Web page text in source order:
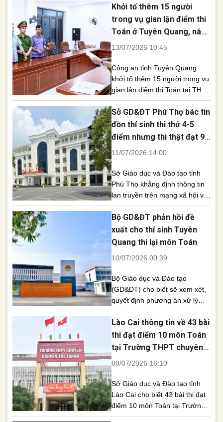
hợp thí sinh từ 2,7 điểm thi thử
lên 9,5 điểm thi thật. Quảng
Cáo Sau Tuyên Quang và Phú
phương tiếp theo tiến [...]
Khởi tố thêm 15 người
trong vụ gian lận điểm thi
Toán ở Tuyên Quang, nâng
tổng số bị can lên 19
13/07/2026 10:45
Công an tỉnh Tuyên Quang
khởi tố thêm 15 người trong vụ
gian lận điểm thi Toán tại THPT
chuyên Tuyên Quang, nâng
tổng số bị can lên 19 người.
Cơ quan An ninh điều tra Công
an tỉnh Tuyên Quang vừa khởi
vụ gian lận điểm thi [...]
Sở GD&ĐT Phú Thọ bác tin
đồn thí sinh thi thử 4-5
điểm nhưng thi thật đạt 9
điểm
11/07/2026 14:00
Sở Giáo dục và Đào tạo tỉnh
Phú Thọ khẳng định thông tin
lan truyền trên mạng xã hội về
việc một số thí sinh chỉ đạt 4-5
điểm trong các kỳ thi thử
nhưng thi tốt nghiệp THPT
năm 2026 lại đạt 9 điểm là
đăng tải cũng [...]
Bộ GD&ĐT phản hồi đề
xuất cho thí sinh Tuyên
Quang thi lại môn Toán
10/07/2026 00:39
Bộ Giáo dục và Đào tạo
(GD&ĐT) cho biết sẽ xem xét,
quyết định phương án xử lý
phù hợp đối với đề xuất tổ
chức thi lại môn Toán của tỉnh
Tuyên Quang sau khi có kết
quả xác minh toàn diện vụ việc
THPT Chuyên Tuyên Quang.
Lào Cai thông tin về 43 bài
thi đạt điểm 10 môn Toán
tại Trường THPT chuyên
Nguyễn Tất Thành
08/07/2026 16:10
Sở Giáo dục và Đào tạo tỉnh
Lào Cai cho biết 43 bài thi đạt
điểm 10 môn Toán tại Trường
THPT chuyên Nguyễn Tất